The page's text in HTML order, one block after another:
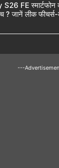
FE स्मार्टफोन
? जानें लीक
---